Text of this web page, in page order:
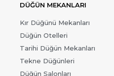
DÜĞÜN MEKANLARI
Kır Düğünü Mekanları
Düğün Otelleri
Tarihi Düğün Mekanları
Tekne Düğünleri
Düğün Salonları